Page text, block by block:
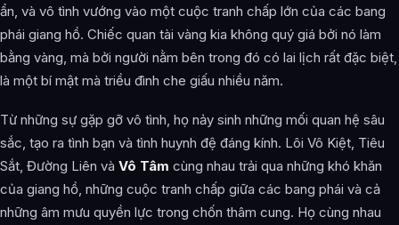
ẩn, và vô tình vướng vào một cuộc tranh chấp lớn của các bang
phái giang hồ. Chiếc quan tài vàng kia không quý giá bởi nó làm
bằng vàng, mà bởi người nằm bên trong đó có lai lịch rất đặc biệt,
là một bí mật mà triều đình che giấu nhiều năm.
Từ những sự gặp gỡ vô tình, họ nảy sinh những mối quan hệ sâu
sắc, tạo ra tình bạn và tình huynh đệ đáng kính. Lôi Vô Kiệt, Tiêu
Sắt, Đường Liên và Vô Tâm cùng nhau trải qua những khó khăn
của giang hồ, những cuộc tranh chấp giữa các bang phái và cả
những âm mưu quyền lực trong chốn thâm cung. Họ cùng nhau